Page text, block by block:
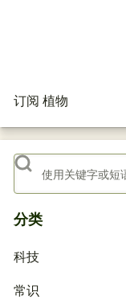
订阅 植物
搜索
分类
科技
常识